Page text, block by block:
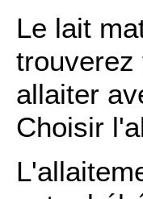
Le lait
trouverez
allaiter
Choisir